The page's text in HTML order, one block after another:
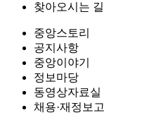
찾아오시는 길
중앙스토리
공지사항
중앙이야기
정보마당
동영상자료실
채용·재정보고